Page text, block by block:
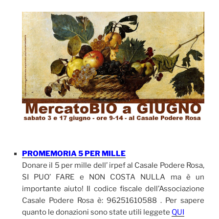
PROMEMORIA 5 PER MILLE
Donare il 5 per mille dell’ irpef al Casale Podere Rosa,
SI PUO’ FARE e NON COSTA NULLA ma è un
importante aiuto! Il codice fiscale dell’Associazione
Casale Podere Rosa è: 96251610588 . Per sapere
quanto le donazioni sono state utili leggete QUI